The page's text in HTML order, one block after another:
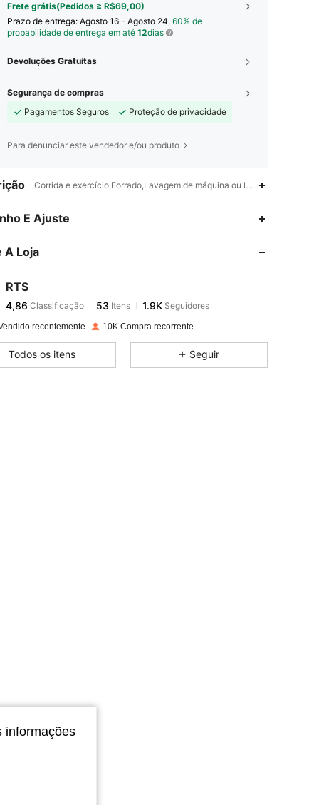
Tamanho: XS
Frete grátis(Pedidos ≥ R$69,00)
Prazo de entrega: Agosto 16 - Agosto 24, 60% de
probabilidade de entrega em até 12dias
Devoluções Gratuitas
Segurança de compras
Pagamentos Seguros
Proteção de privacidade
Para denunciar este vendedor e/ou produto
Corrida e exercício,Forrado,Lavagem de máquina ou lavagem
E Ajuste
A Loja
RTS
4,86
4,86
f***zpago1 dia atrás
recentemente 10K Compra recorrente
Todos os itens Seguir
informações